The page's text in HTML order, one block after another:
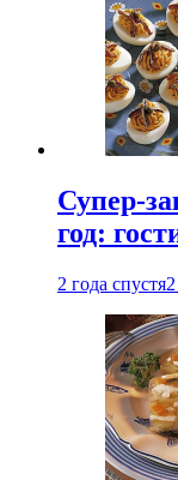
Супер-
год:
2 года спустя